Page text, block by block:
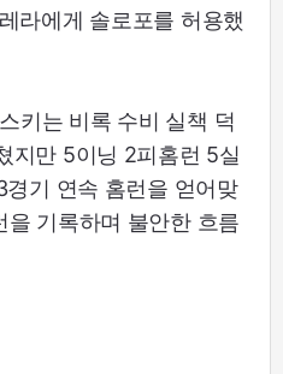
라에게 솔로포를 허용했
키는 비록 수비 실책 덕
지만 5이닝 2피홈런 5실
기 연속 홈런을 얻어맞
기록하며 불안한 흐름